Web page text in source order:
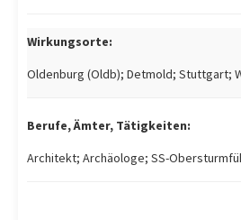
Wirkungsorte:
Oldenburg (Oldb); Detmold; Stuttgart;
Berufe, Ämter, Tätigkeiten:
Architekt; Archäologe; SS-